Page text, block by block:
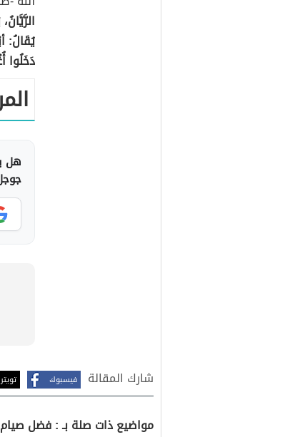
يُقَالُ:
دَخَلُوا
هل
شارك المقالة فيسبوك تويتر
مواضيع ذات صلة بـ : فضل صيام